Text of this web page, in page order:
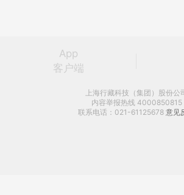
App
客户端
上海行藏科技（集团）股份公
内容举报热线 4000850815
联系电话：021-61125678 意见